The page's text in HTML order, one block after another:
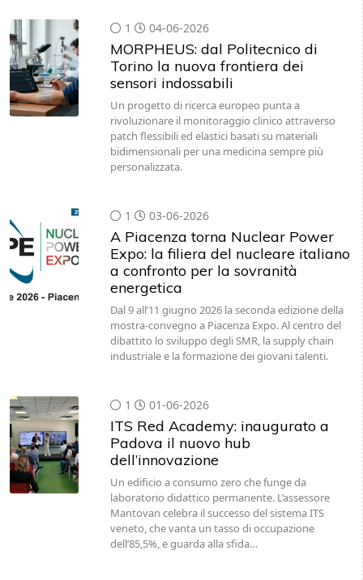
1 04-06-2026
MORPHEUS: dal Politecnico di
Torino la nuova frontiera dei
sensori indossabili
Un progetto di ricerca europeo punta a
rivoluzionare il monitoraggio clinico attraverso
patch flessibili ed elastici basati su materiali
bidimensionali per una medicina sempre più
personalizzata.
1 03-06-2026
A Piacenza torna Nuclear Power
Expo: la filiera del nucleare italiano
a confronto per la sovranità
energetica
Dal 9 all’11 giugno 2026 la seconda edizione della
mostra-convegno a Piacenza Expo. Al centro del
dibattito lo sviluppo degli SMR, la supply chain
industriale e la formazione dei giovani talenti.
1 01-06-2026
ITS Red Academy: inaugurato a
Padova il nuovo hub
dell’innovazione
Un edificio a consumo zero che funge da
laboratorio didattico permanente. L’assessore
Mantovan celebra il successo del sistema ITS
veneto, che vanta un tasso di occupazione
dell’85,5%, e guarda alla sfida…